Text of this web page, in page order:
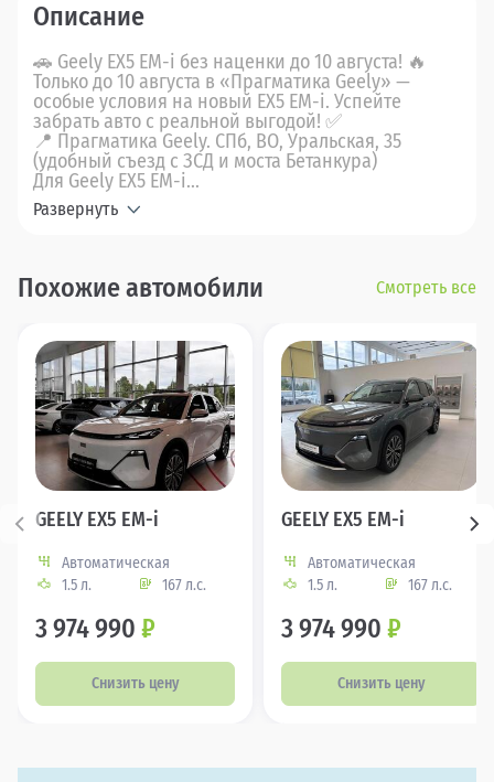
Описание
🚗 Geely EX5 EM-i без наценки до 10 августа! 🔥
Только до 10 августа в «Прагматика Geely» —
особые условия на новый EX5 EM-i. Успейте
забрать авто с реальной выгодой! ✅
📍 Прагматика Geely. СПб, ВО, Уральская, 35
(удобный съезд с ЗСД и моста Бетанкура)
Для Geely ЕХ5 EМ-i...
Развернуть
Похожие автомобили Смотреть все
GEELY EX5 EM-i
Автоматическая
1.5 л.
167 л.с.
3 974 990 ₽
Снизить цену
GEELY EX5 EM-i
Автоматическая
1.5 л.
167 л.с.
3 974 990 ₽
Снизить цену